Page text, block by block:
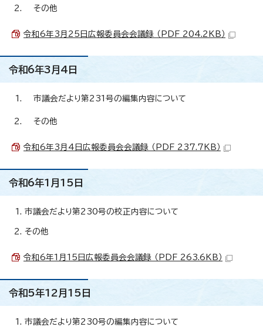
その他
令和6年3月25日広報委員会会議録 （PDF 204.2KB）
令和6年3月4日
市議会だより第231号の編集内容について
その他
令和6年3月4日広報委員会会議録 （PDF 237.7KB）
令和6年1月15日
市議会だより第230号の校正内容について
その他
令和6年1月15日広報委員会会議録 （PDF 263.6KB）
令和5年12月15日
市議会だより第230号の編集内容について